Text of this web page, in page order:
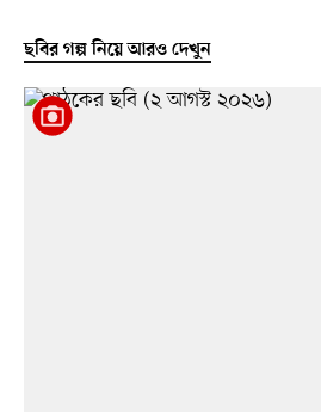
ছবির গল্প নিয়ে আরও দেখুন